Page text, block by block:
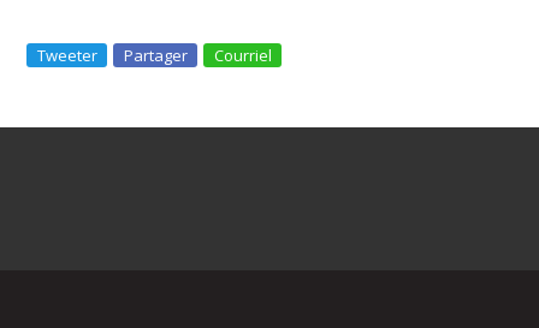
Tweeter Partager Courriel